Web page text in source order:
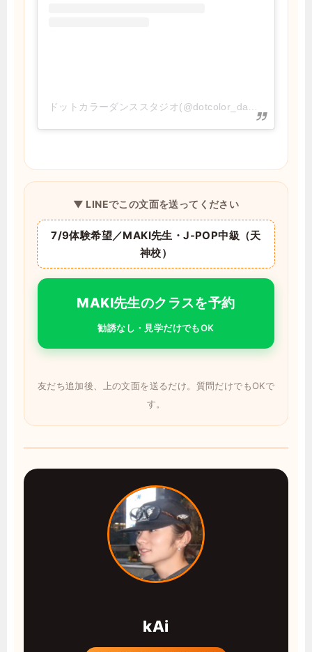
▼ LINEでこの文面を送ってください
7/9体験希望／MAKI先生・J-POP中級（天
神校）
MAKI先生のクラスを予約
勧誘なし・見学だけでもOK
友だち追加後、上の文面を送るだけ。質問だけでもOKで
す。
kAi